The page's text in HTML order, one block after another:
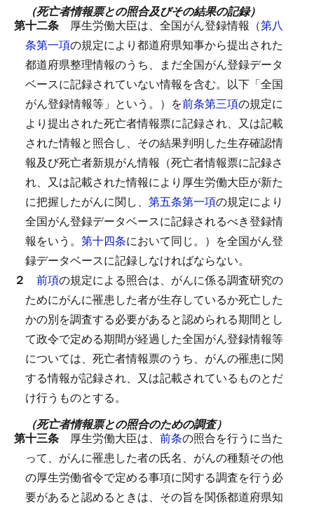
（死亡者情報票との照合及びその結果の記録）
第十二条 厚生労働大臣は、全国がん登録情報（第八
条第一項の規定により都道府県知事から提出された
都道府県整理情報のうち、まだ全国がん登録データ
ベースに記録されていない情報を含む。以下「全国
がん登録情報等」という。）を前条第三項の規定に
より提出された死亡者情報票に記録され、又は記載
された情報と照合し、その結果判明した生存確認情
報及び死亡者新規がん情報（死亡者情報票に記録さ
れ、又は記載された情報により厚生労働大臣が新た
に把握したがんに関し、 第五条第一項の規定により
全国がん登録データベースに記録されるべき登録情
報をいう。 第十四条において同じ。）を全国がん登
録データベースに記録しなければならない。
２ 前項の規定による照合は、がんに係る調査研究の
ためにがんに罹患した者が生存しているか死亡した
かの別を調査する必要があると認められる期間とし
て政令で定める期間が経過した全国がん登録情報等
については、死亡者情報票のうち、がんの罹患に関
する情報が記録され、又は記載されているものとだ
け行うものとする。
（死亡者情報票との照合のための調査）
第十三条 厚生労働大臣は、 前条の照合を行うに当た
って、がんに罹患した者の氏名、がんの種類その他
の厚生労働省令で定める事項に関する調査を行う必
要があると認めるときは、その旨を関係都道府県知